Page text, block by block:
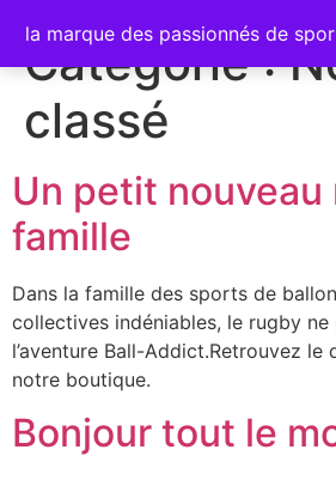
la marque des passionnés de
Catégorie :
classé
Un petit nouveau
famille
Dans la famille des sports de
collectives indéniables, le rugby
l’aventure Ball-Addict.Retrouvez le
notre boutique.
Bonjour tout le